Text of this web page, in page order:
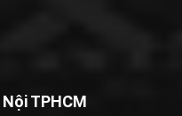
TPHCM